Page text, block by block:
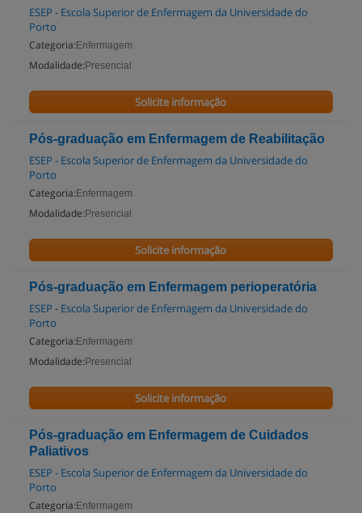
ESEP - Escola Superior de Enfermagem da Universidade do
Porto
Categoria: Enfermagem
Modalidade: Presencial
Solicite informação
Pós-graduação em Enfermagem de Reabilitação
ESEP - Escola Superior de Enfermagem da Universidade do
Porto
Categoria: Enfermagem
Modalidade: Presencial
Solicite informação
Pós-graduação em Enfermagem perioperatória
ESEP - Escola Superior de Enfermagem da Universidade do
Porto
Categoria: Enfermagem
Modalidade: Presencial
Solicite informação
Pós-graduação em Enfermagem de Cuidados
Paliativos
ESEP - Escola Superior de Enfermagem da Universidade do
Porto
Categoria: Enfermagem